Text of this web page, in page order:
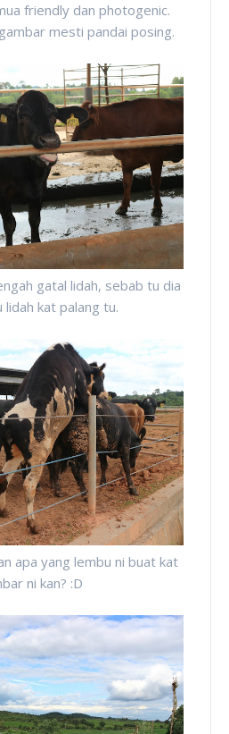
friendly dan photogenic.
mesti pandai posing.
gatal lidah, sebab tu dia
lidah kat palang tu.
apa yang lembu ni buat kat
ni kan? :D